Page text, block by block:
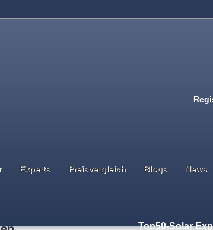
Experts Preisvergleich Blogs News
Top50-Solar